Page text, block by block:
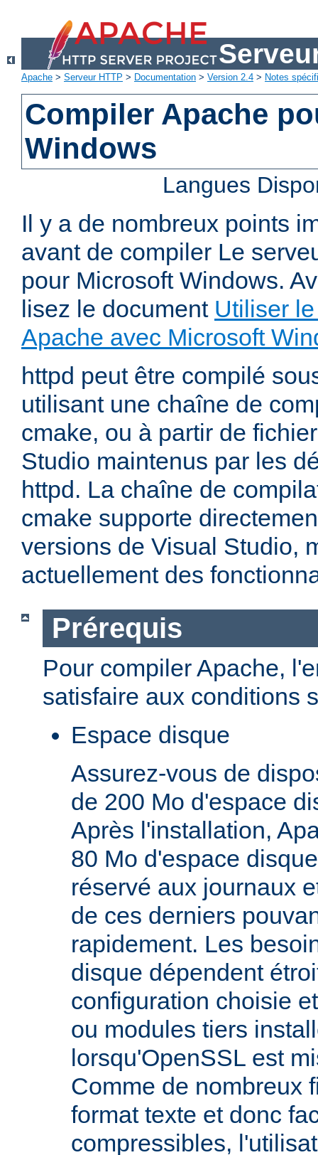
Apache > Serveur HTTP > Documentation > Version 2.4 > Notes
Compiler Apache
Windows
Langues
Il y a de nombreux points
avant de compiler Le
pour Microsoft Windows.
lisez le document Utiliser
Apache avec Microsoft
httpd peut être compilé
utilisant une chaîne de
cmake, ou à partir de
Studio maintenus par les
httpd. La chaîne de
cmake supporte
versions de Visual Studio,
actuellement des
Prérequis
Pour compiler Apache,
satisfaire aux conditions
Espace disque
Assurez-vous de
de 200 Mo d'espace
Après l'installation,
80 Mo d'espace
réservé aux journaux
de ces derniers
rapidement. Les
disque dépendent
configuration choisie
ou modules tiers
lorsqu'OpenSSL est
Comme de nombreux
format texte et donc
compressibles,